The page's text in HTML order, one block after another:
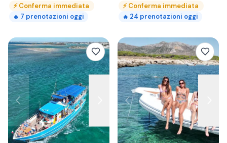
⚡Conferma immediata
🔥 7 prenotazioni oggi
⚡Conferma immediata
🔥 24 prenotazioni oggi